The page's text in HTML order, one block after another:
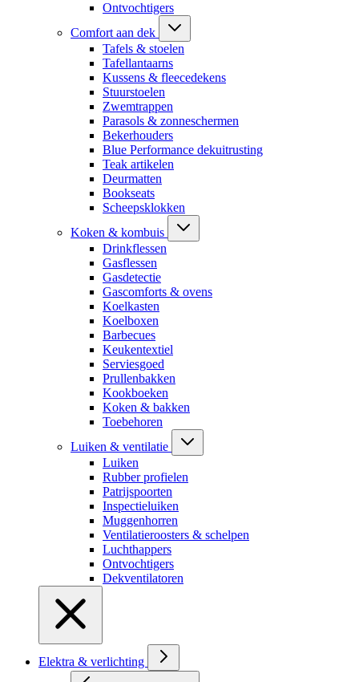
Ontvochtigers
Comfort aan dek
Tafels & stoelen
Tafellantaarns
Kussens & fleecedekens
Stuurstoelen
Zwemtrappen
Parasols & zonneschermen
Bekerhouders
Blue Performance dekuitrusting
Teak artikelen
Deurmatten
Bookseats
Scheepsklokken
Koken & kombuis
Drinkflessen
Gasflessen
Gasdetectie
Gascomforts & ovens
Koelkasten
Koelboxen
Barbecues
Keukentextiel
Serviesgoed
Prullenbakken
Kookboeken
Koken & bakken
Toebehoren
Luiken & ventilatie
Luiken
Rubber profielen
Patrijspoorten
Inspectieluiken
Muggenhorren
Ventilatieroosters & schelpen
Luchthappers
Ontvochtigers
Dekventilatoren
Elektra & verlichting